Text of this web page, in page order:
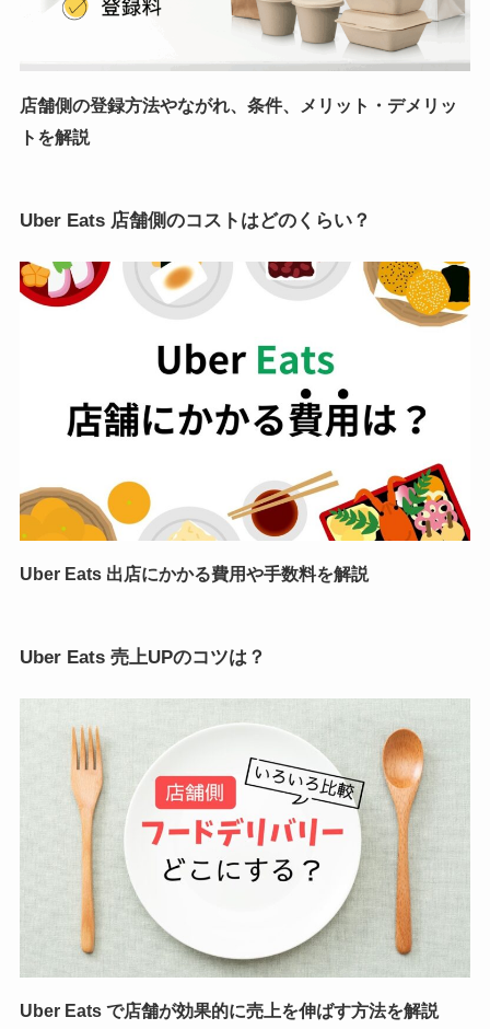
店舗側の登録方法やながれ、条件、メリット・デメリッ
トを解説
Uber Eats 店舗側のコストはどのくらい？
Uber Eats 出店にかかる費用や手数料を解説
Uber Eats 売上UPのコツは？
Uber Eats で店舗が効果的に売上を伸ばす方法を解説